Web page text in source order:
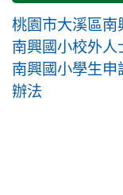
桃園市大溪區
南興國小校外
南興國小學生
辦法